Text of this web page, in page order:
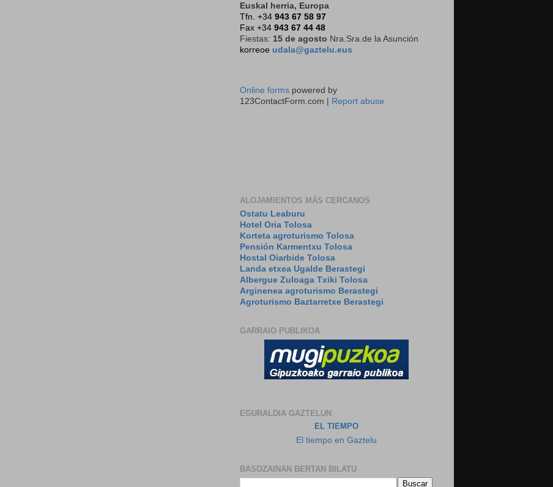
Euskal herria, Europa
Tfn. +34 943 67 58 97
Fax +34 943 67 44 48
Fiestas: 15 de agosto Nra.Sra.de la Asunción
korreoe udala@gaztelu.eus
Online forms powered by
123ContactForm.com |
Report abuse
ALOJAMIENTOS MÁS CERCANOS
Ostatu Leaburu
Hotel Oria Tolosa
Korteta agroturismo Tolosa
Pensión Karmentxu Tolosa
Hostal Oiarbide Tolosa
Landa etxea Ugalde Berastegi
Albergue Zuloaga Txiki Tolosa
Arginenea agroturismo Berastegi
Agroturismo Baztarretxe Berastegi
GARRAIO PUBLIKOA
EGURALDIA GAZTELUN
EL TIEMPO
El tiempo en Gaztelu
BASOZAINAN BERTAN BILATU